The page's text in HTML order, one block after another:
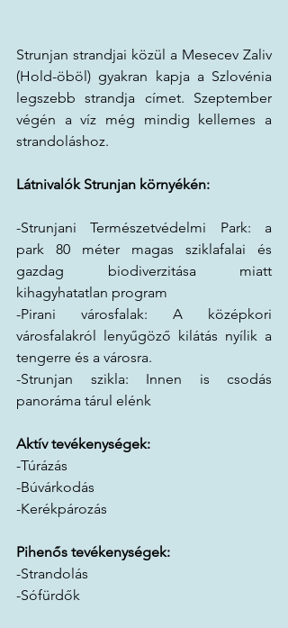
Strunjan strandjai közül a Mesecev Zaliv
(Hold-öböl) gyakran kapja a Szlovénia
legszebb strandja címet. Szeptember
végén a víz még mindig kellemes a
strandoláshoz.
Látnivalók Strunjan környékén:
-Strunjani Természetvédelmi Park: a
park 80 méter magas sziklafalai és
gazdag biodiverzitása miatt
kihagyhatatlan program
-Pirani városfalak: A középkori
városfalakról lenyűgöző kilátás nyílik a
tengerre és a városra.
-Strunjan szikla: Innen is csodás
panoráma tárul elénk
Aktív tevékenységek:
-Túrázás
-Búvárkodás
-Kerékpározás
Pihenős tevékenységek:
-Strandolás
-Sófürdők